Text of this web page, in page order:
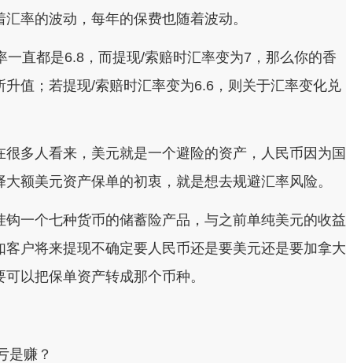
率的波动，每年的保费也随着波动。
直都是6.8，而提现/索赔时汇率变为7，那么你的香
值；若提现/索赔时汇率变为6.6，则关于汇率变化兑
人看来，美元就是一个避险的资产，人民币因为国
额美元资产保单的初衷，就是想去规避汇率风险。
个七种货币的储蓄险产品，与之前单纯美元的收益
户将来提现不确定要人民币还是要美元还是要加拿大
以把保单资产转成那个币种。
是赚？